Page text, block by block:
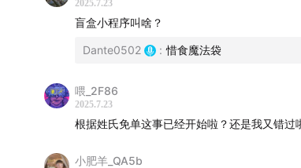
2025.7.23
盲盒小程序叫啥？
Dante0502 : 惜食魔法袋
喂_2F86
2025.7.23
根据姓氏免单这事已经开始啦？还是我又错过
小肥羊_QA5b